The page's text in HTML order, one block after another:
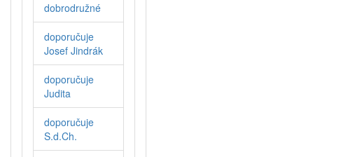
dobrodružné
doporučuje
Josef Jindrák
doporučuje
Judita
doporučuje
S.d.Ch.